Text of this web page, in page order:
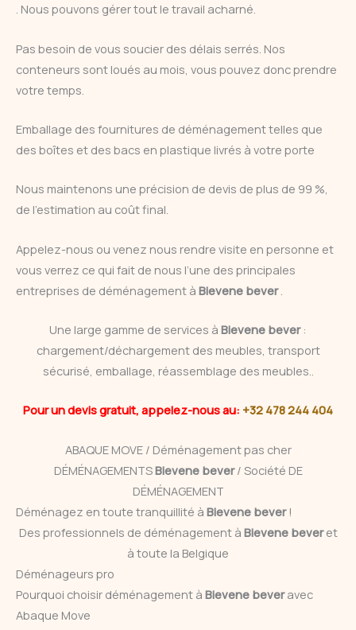
. Nous pouvons gérer tout le travail acharné.
Pas besoin de vous soucier des délais serrés. Nos
conteneurs sont loués au mois, vous pouvez donc prendre
votre temps.
Emballage des fournitures de déménagement telles que
des boîtes et des bacs en plastique livrés à votre porte
Nous maintenons une précision de devis de plus de 99 %,
de l’estimation au coût final.
Appelez-nous ou venez nous rendre visite en personne et
vous verrez ce qui fait de nous l’une des principales
entreprises de déménagement à Bievene bever
Une large gamme de services à Bievene bever :
chargement/déchargement des meubles, transport
sécurisé, emballage, réassemblage des meubles..
Pour un devis gratuit, appelez-nous au: +32 478 244 404
ABAQUE MOVE / Déménagement pas cher
DÉMÉNAGEMENTSBievene bever/ Société DE
DÉMÉNAGEMENT
Déménagez en toute tranquillité à Bievene bever !
Des professionnels de déménagement à Bievene beveret
à toute la Belgique
Déménageurs pro
Pourquoi choisir déménagement à Bievene beveravec
Abaque Move